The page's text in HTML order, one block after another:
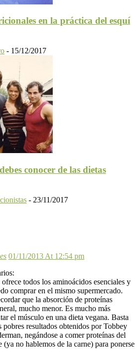
en la práctica del esquí
- 15/12/2017
conocer de las dietas
- 23/11/2017
01/11/2013 At 12:54 pm
todos los aminoácidos esenciales y
comprar en el mismo supermercado.
que la absorción de proteínas
mucho menor. Es mucho más
el músculo en una dieta vegana. Basta
resultados obtenidos por Tobbey
negándose a comer proteínas del
(ya no hablemos de la carne) para ponerse